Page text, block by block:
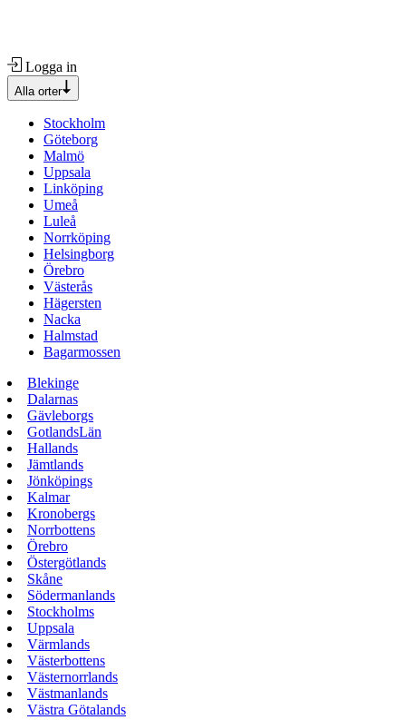
Logga in
Alla orter
Stockholm
Göteborg
Malmö
Uppsala
Linköping
Umeå
Luleå
Norrköping
Helsingborg
Örebro
Västerås
Hägersten
Nacka
Halmstad
Bagarmossen
Blekinge
Dalarnas
Gävleborgs
GotlandsLän
Hallands
Jämtlands
Jönköpings
Kalmar
Kronobergs
Norrbottens
Örebro
Östergötlands
Skåne
Södermanlands
Stockholms
Uppsala
Värmlands
Västerbottens
Västernorrlands
Västmanlands
Västra Götalands